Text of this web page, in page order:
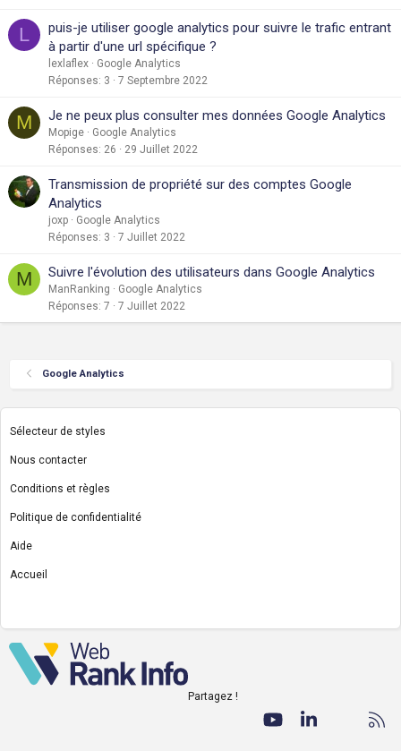
L
puis-je utiliser google analytics pour suivre le trafic entrant
à partir d'une url spécifique ?
lexlaflex
Google Analytics
Réponses 3 7 Septembre 2022
M Je ne peux plus consulter mes données Google Analytics
Mopige
Google Analytics
Réponses 26 29 Juillet 2022
Transmission de propriété sur des comptes Google
Analytics
joxp
Google Analytics
Réponses 3 7 Juillet 2022
M Suivre l'évolution des utilisateurs dans Google Analytics
ManRanking
Google Analytics
Réponses 7 7 Juillet 2022
Google Analytics
Sélecteur de styles
Nous contacter
Conditions et règles
Politique de confidentialité
Aide
Accueil
Partagez !
FacebookTwitter youtubeLinkedInNous